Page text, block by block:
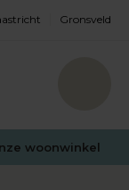
Gronsveld
woonwinkel